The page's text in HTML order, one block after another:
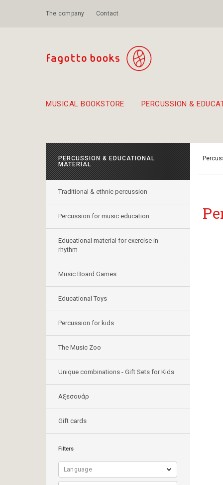
The company Contact
MUSICAL BOOKSTORE PERCUSSION &
PERCUSSION & EDUCATIONAL
MATERIAL
Traditional & ethnic percussion
Percussion for music education
Educational material for exercise in
rhythm
Music Board Games
Educational Toys
Percussion for kids
The Music Zoo
Unique combinations - Gift Sets for Kids
Αξεσουάρ
Gift cards
Filters